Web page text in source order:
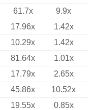
61.7x
9.9x
17.96x
1.42x
10.29x
1.42x
81.64x
1.01x
17.79x
2.65x
45.86x
10.52x
19.55x
0.85x